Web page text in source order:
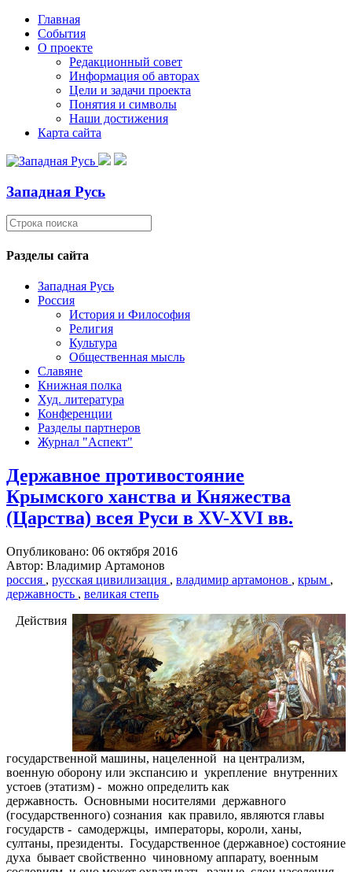
Главная
События
О проекте
Редакционный совет
Информация об авторах
Цели и задачи проекта
Понятия и символы
Наши достижения
Карта сайта
Западная Русь
Разделы сайта
Западная Русь
Россия
История и Философия
Религия
Культура
Общественная мысль
Славяне
Книжная полка
Худ. литература
Конференции
Разделы партнеров
Журнал "Аспект"
Державное противостояние
Крымского ханства и Княжества
(Царства) всея Руси в XV-XVI вв.
Опубликовано: 06 октября 2016
Автор: Владимир Артамонов
россия , русская цивилизация , владимир артамонов , крым ,
державность , великая степь
Действия
государственной машины, нацеленной на централизм,
военную оборону или экспансию и укрепление внутренних
устоев (этатизм) - можно определить как
державность. Основными носителями державного
(государственного) сознания как правило, являются главы
государств - самодержцы, императоры, короли, ханы,
султаны, президенты. Государственное (державное) состояние
духа бывает свойственно чиновному аппарату, военным